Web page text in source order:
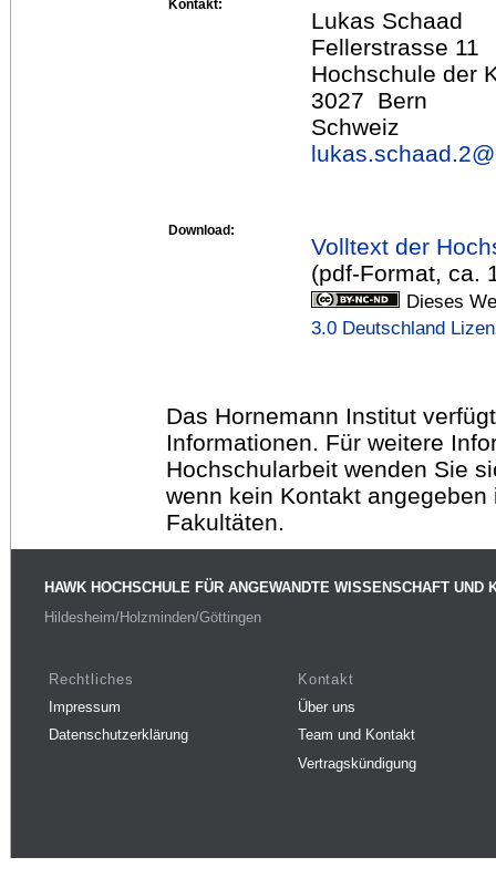
Kontakt:
Lukas Schaad
Fellerstrasse 11
Hochschule der
3027 Bern
Schweiz
lukas.schaad.2@
Download:
Volltext der
(pdf-Format, ca.
Dieses
3.0 Deutschland
Das Hornemann Institut
Informationen. Für weitere
Hochschularbeit wenden Sie
wenn kein Kontakt
Fakultäten.
HAWK HOCHSCHULE FÜR ANGEWANDTE WISSENSCHAFT UND
Hildesheim/Holzminden/Göttingen
Rechtliches
Impressum
Datenschutzerklärung
Kontakt
Über uns
Team und Kontakt
Vertragskündigung